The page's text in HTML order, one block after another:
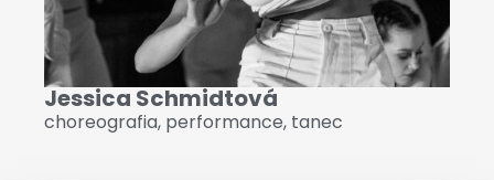
Jessica Schmidtová
choreografia, performance, tanec